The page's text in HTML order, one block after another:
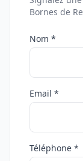
Bornes de
Nom *
Email *
Téléphone *